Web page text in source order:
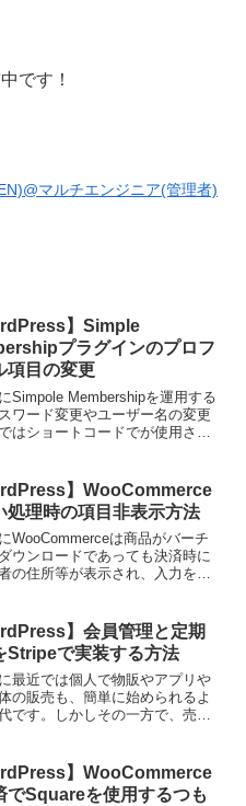
です！
マルチエンジニア(管理者)
】Simple
プラグインのプロフ
項目の変更
Simpole Membershipを運用する
ワード変更やユーザー名の変更
はショートコードでが使用され
って来ることも発生します...
】WooCommerce
処理時の項目非表示方法
WooCommerceは商品がバーチ
ウンロードであっても決済時に
の住所等が表示され、入力を求
入者の入力の手間をなるべく省き
ろです。...
】会員管理と定期
Stripeで実装する方法
最近では個人で物販やアプリや
の販売も、簡単に始められるよ
です。しかしその一方で、売上
てきています。これは販売システ
手数料及びサイト...
】WooCommerce
でSquareを使用するつも